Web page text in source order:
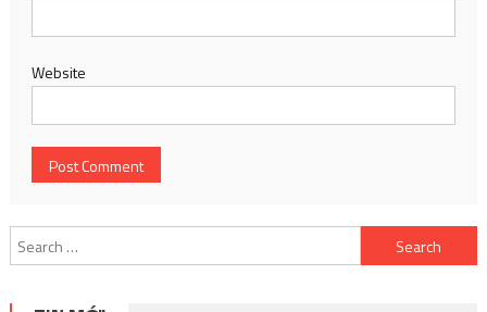
Website
Search
for: